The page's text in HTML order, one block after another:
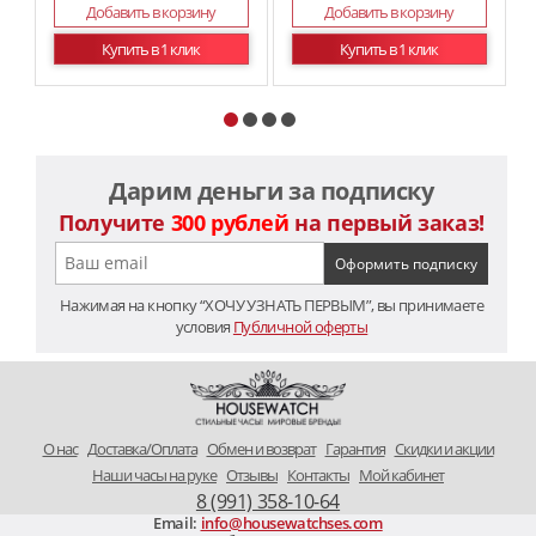
Добавить в корзину
Купить в 1 клик
Добавить в корзину
Купить в 1 клик
Дарим деньги за подписку
Получите 300 рублей на первый заказ!
Нажимая на кнопку “ХОЧУ УЗНАТЬ ПЕРВЫМ”, вы принимаете
условия Публичной оферты
O нас Доставка/Оплата Обмен и возврат Гарантия Скидки и акции
Наши часы на руке Отзывы Контакты Мой кабинет
8 (991) 358-10-64
Email: info@housewatchses.com